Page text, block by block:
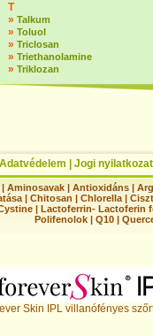
T
» Talkum
» Toluol
» Triclosan
» Triethanolamine
» Triklozan
Adatvédelem Jogi nyilatkozat
|Aminosavak |Antioxidáns |
| Chitosan | Chlorella |
| Lactoferrin- Lactoferin
Polifenolok |Q10 |
Skin IPL villanófényes